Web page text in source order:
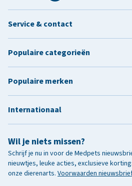
Wil je niets missen?
Schrijf je nu in voor de Medpets
nieuwtjes, leuke acties, exclusieve
onze dierenarts. Voorwaarden
Service & contact
Populaire categorieën
Populaire merken
Internationaal